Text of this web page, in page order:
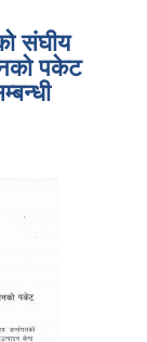
संघीय
पकेट